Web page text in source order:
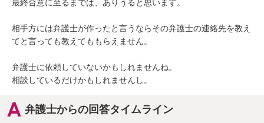
最終合意に至るまでは、ありうると思います。
相手方には弁護士が作ったと言うならその弁護士の連絡先を教え
てと言っても教えてももらえません。
弁護士に依頼していないかもしれませんね。
相談しているだけかもしれませんし。
弁護士からの回答タイムライン